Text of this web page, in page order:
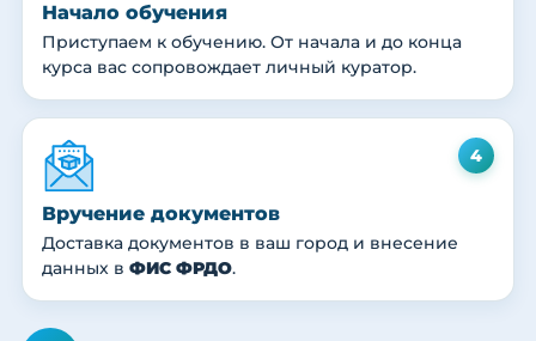
Начало обучения
Приступаем к обучению. От начала и до конца
курса вас сопровождает личный куратор.
4
Вручение документов
Доставка документов в ваш город и внесение
данных в ФИС ФРДО.